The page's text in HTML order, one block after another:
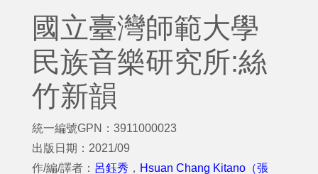
國立臺灣師範大學
民族音樂研究所:絲
竹新韻
統一編號GPN：3911000023
出版日期：2021/09
作/編/譯者： 呂鈺秀 ， Hsuan Chang Kitano（張